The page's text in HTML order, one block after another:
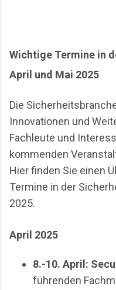
Der Blick richtet sich
Realität einer
agiert. Einleitung &
waren schon immer
Wichtige Termine in
April und Mai 2025
Die
Innovationen und
Fachleute und
kommenden
Hier finden Sie einen
Termine in der
2025.
April 2025
8.-10. April:
führenden